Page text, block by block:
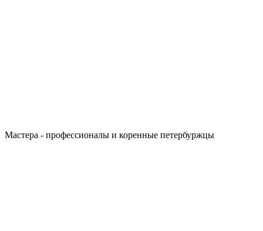
Мастера - профессионалы и коренные петербуржцы